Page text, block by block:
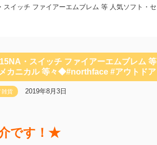
イッチ ファイアーエムブレム 等 人気ソフト・
・スイッチ ファイアーエムブレム
カニカル 等々◆#northface #アウトド
雑貨 2019年8月3日
です！★